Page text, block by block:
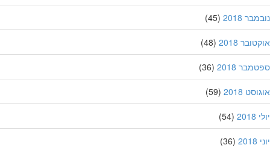
2018
(45)
2018
(48)
2018
(36)
2018
(59)
(54)
(36)